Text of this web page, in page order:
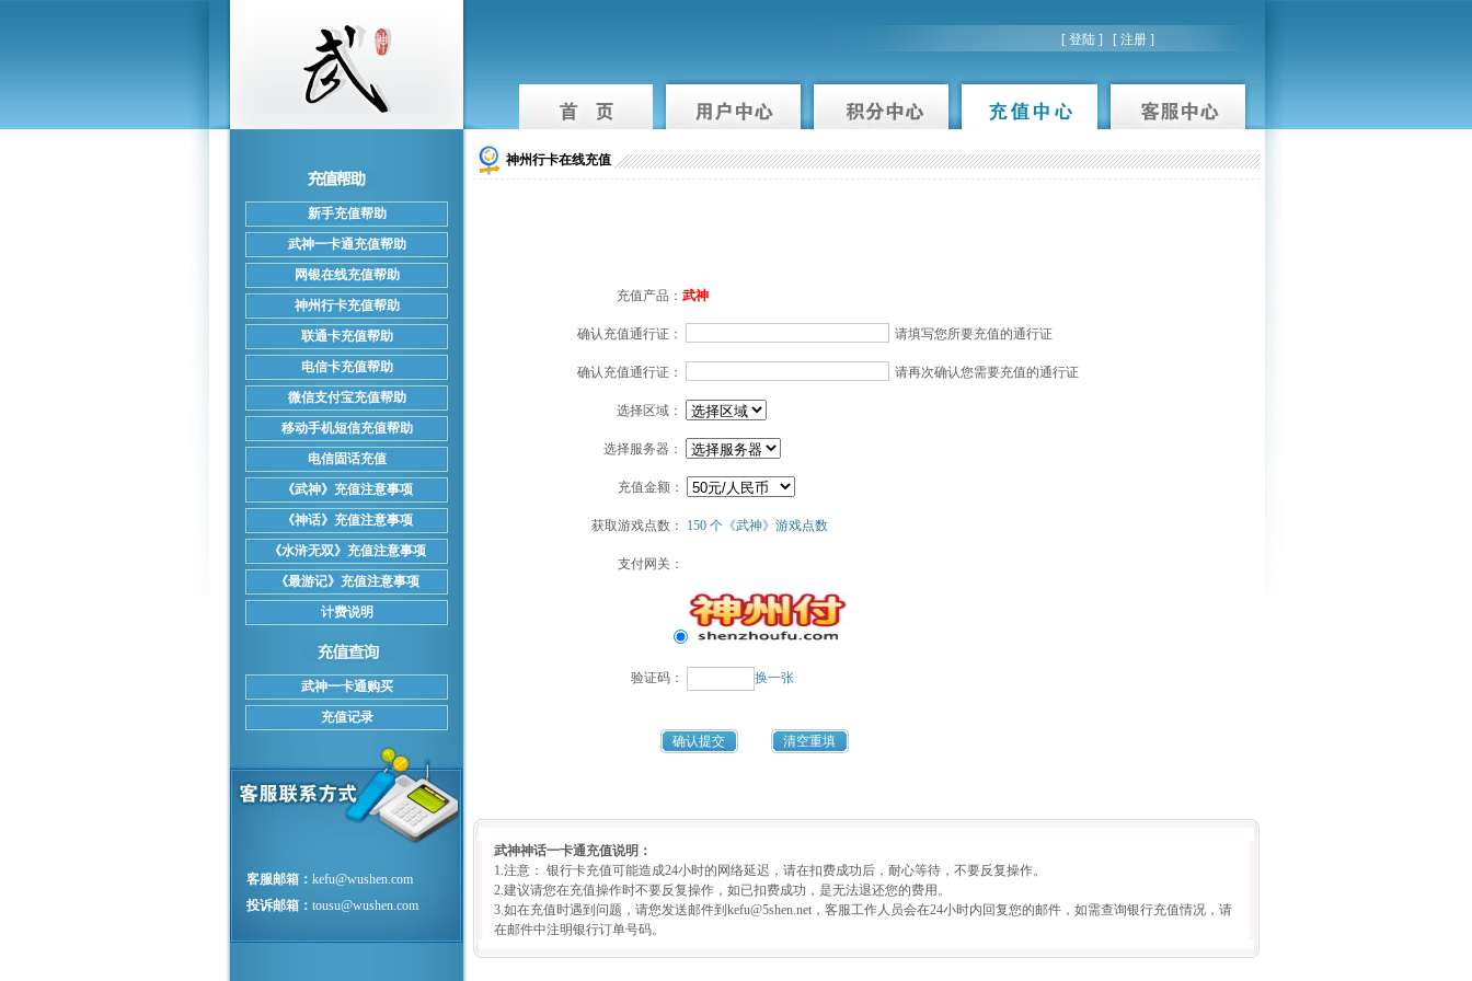
[ 登陆 ] [ 注册 ]
新手充值帮助
武神一卡通充值帮助
网银在线充值帮助
神州行卡充值帮助
联通卡充值帮助
电信卡充值帮助
微信支付宝充值帮助
移动手机短信充值帮助
电信固话充值
《武神》充值注意事项
《神话》充值注意事项
《水浒无双》充值注意事项
《最游记》充值注意事项
计费说明
武神一卡通购买
充值记录
客服邮箱： kefu@wushen.com
投诉邮箱： tousu@wushen.com
神州行卡在线充值
充值产品： 武神
确认充值通行证： 请填写您所要充值的通行证
确认充值通行证： 请再次确认您需要充值的通行证
选择区域：
选择服务器：
充值金额：
获取游戏点数： 150 个《武神》游戏点数
支付网关：
验证码： 换一张
确认提交 清空重填
武神神话一卡通充值说明：
1.注意： 银行卡充值可能造成24小时的网络延迟，请在扣费成功后，耐心等待，不要反复操作。
2.建议请您在充值操作时不要反复操作，如已扣费成功，是无法退还您的费用。
3.如在充值时遇到问题，请您发送邮件到kefu@5shen.net，客服工作人员会在24小时内回复您的邮件，如需查询银行充值情况，请
在邮件中注明银行订单号码。